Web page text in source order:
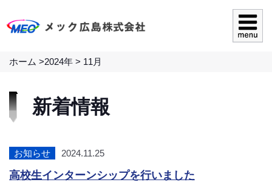
ホーム >2024年 > 11月
新着情報
お知らせ 2024.11.25
高校生インターンシップを行いました